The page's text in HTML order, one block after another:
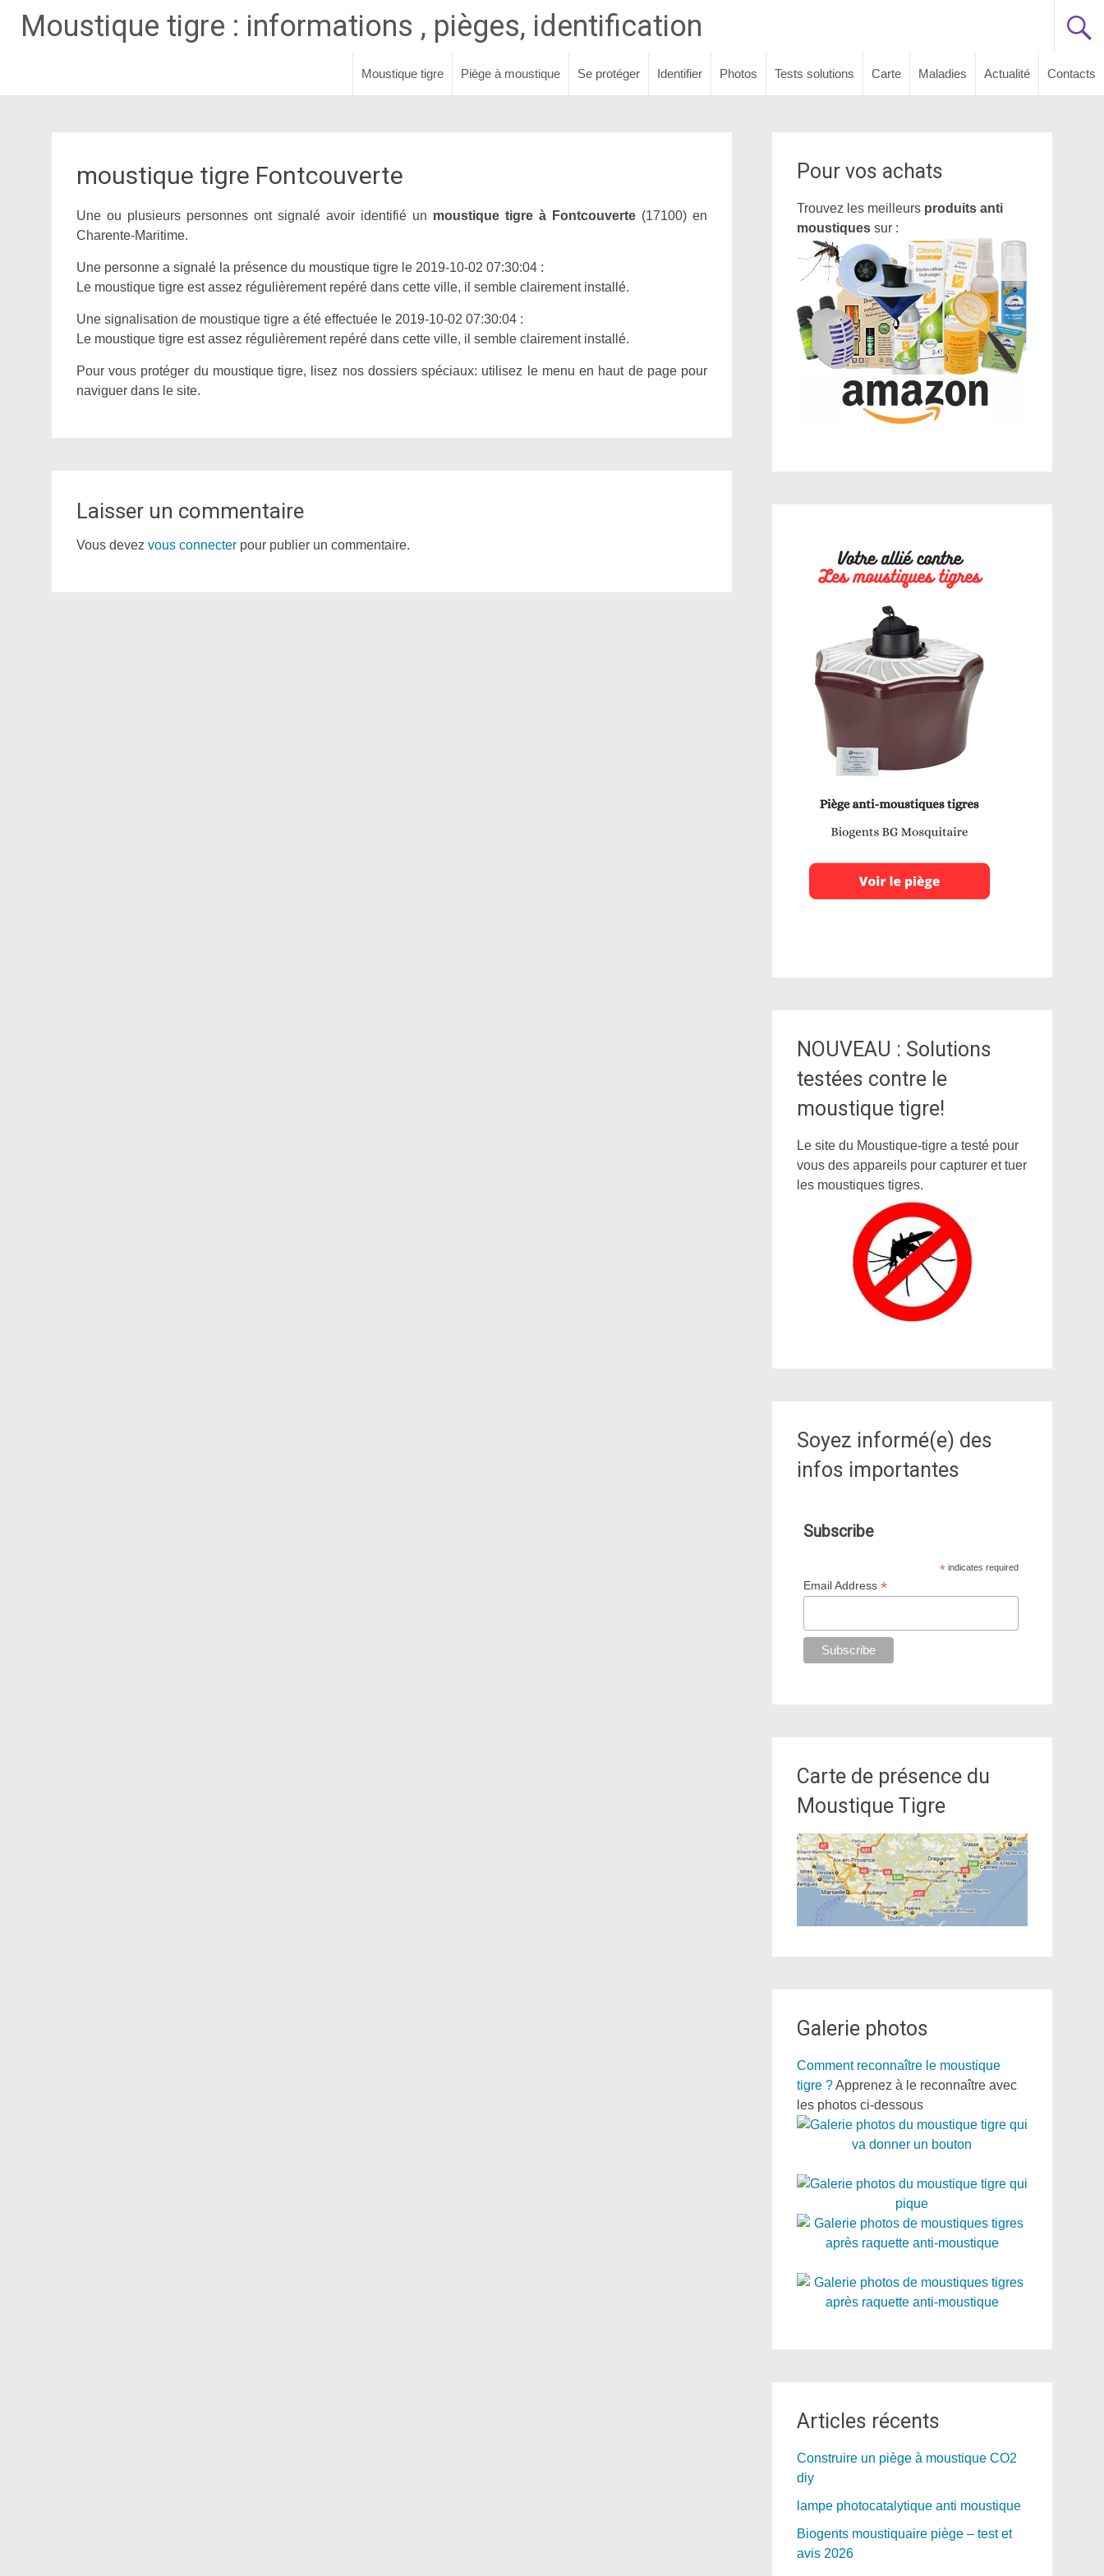
Moustique tigre : informations , pièges, identification
Moustique tigre Piège à moustique Se protéger Identifier Photos Tests solutions Carte Maladies Actualité Contacts
moustique tigre Fontcouverte
Une ou plusieurs personnes ont signalé avoir identifié un moustique tigre à Fontcouverte (17100) en
Charente-Maritime.
Une personne a signalé la présence du moustique tigre le 2019-10-02 07:30:04 :
Le moustique tigre est assez régulièrement repéré dans cette ville, il semble clairement installé.
Une signalisation de moustique tigre a été effectuée le 2019-10-02 07:30:04 :
Le moustique tigre est assez régulièrement repéré dans cette ville, il semble clairement installé.
Pour vous protéger du moustique tigre, lisez nos dossiers spéciaux: utilisez le menu en haut de page pour
naviguer dans le site.
Laisser un commentaire
Vous devez vous connecter pour publier un commentaire.
Pour vos achats
Trouvez les meilleurs produits anti
moustiquessur :
NOUVEAU : Solutions
testées contre le
moustique tigre!
Le site du Moustique-tigre a testé pour
vous des appareils pour capturer et tuer
les moustiques tigres.
Soyez informé(e) des
infos importantes
Subscribe
* indicates required
Email Address*
Carte de présence du
Moustique Tigre
Galerie photos
Comment reconnaître le moustique
tigre ?Apprenez à le reconnaître avec
les photos ci-dessous
Articles récents
Construire un piège à moustique CO2
diy
lampe photocatalytique anti moustique
Biogents moustiquaire piège – test et
avis 2026